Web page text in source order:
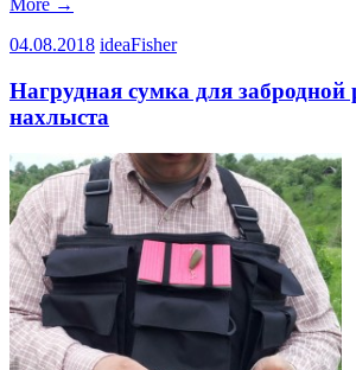
More →
04.08.2018 ideaFisher
Нагрудная сумка для
нахлыста